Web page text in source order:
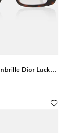
Eckige Sonnenbrille Dior LuckyCharms S1I